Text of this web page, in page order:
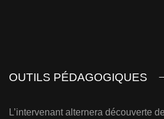
OUTILS PÉDAGOGIQUES
L’intervenant alternera découverte